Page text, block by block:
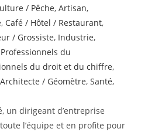
/ Pêche,Artisan,
, Café / Hôtel / Restaurant,
/ Grossiste, Industrie,
Professionnels du
du droit et du chiffre,
/ Géomètre,Santé,
un dirigeant d’entreprise
l’équipe et en profite pour